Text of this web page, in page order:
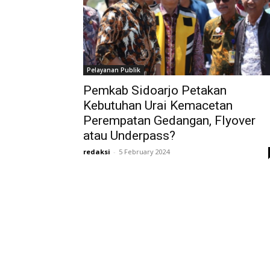
Pelayanan Publik
Pemkab Sidoarjo Petakan
Kebutuhan Urai Kemacetan
Perempatan Gedangan, Flyover
atau Underpass?
redaksi - 5 February 2024